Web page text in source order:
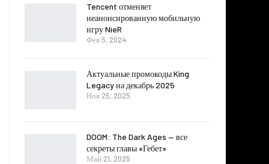
Tencent отменяет
неанонсированную мобильную
игру NieR
Фев 5, 2024
Актуальные промокоды King
Legacy на декабрь 2025
Ноя 25, 2025
DOOM: The Dark Ages — все
секреты главы «Гебет»
Май 21, 2025